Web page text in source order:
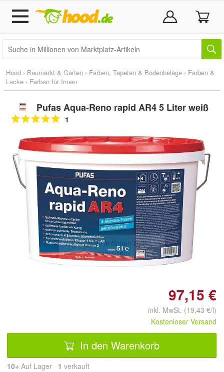
Hood › Baumarkt & Garten › Farben, Tapeten & Bodenbeläge › Farben &
Lacke › Farben für Innen
Pufas Aqua-Reno rapid AR4 5 Liter weiß
1
Doppelt antippen zum
vergrößern
97,15 €
inkl. MwSt. (19,43 €/l)
Kostenloser Versand
In den Warenkorb
10+ Auf Lager 1 verkauft